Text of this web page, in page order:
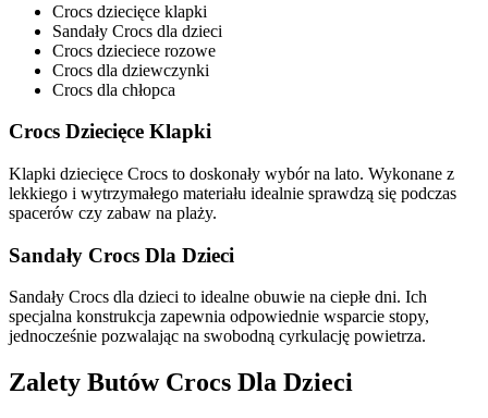
Crocs dziecięce klapki
Sandały Crocs dla dzieci
Crocs dzieciece rozowe
Crocs dla dziewczynki
Crocs dla chłopca
Crocs Dziecięce Klapki
Klapki dziecięce Crocs to doskonały wybór na lato. Wykonane z
lekkiego i wytrzymałego materiału idealnie sprawdzą się podczas
spacerów czy zabaw na plaży.
Sandały Crocs Dla Dzieci
Sandały Crocs dla dzieci to idealne obuwie na ciepłe dni. Ich
specjalna konstrukcja zapewnia odpowiednie wsparcie stopy,
jednocześnie pozwalając na swobodną cyrkulację powietrza.
Zalety Butów Crocs Dla Dzieci